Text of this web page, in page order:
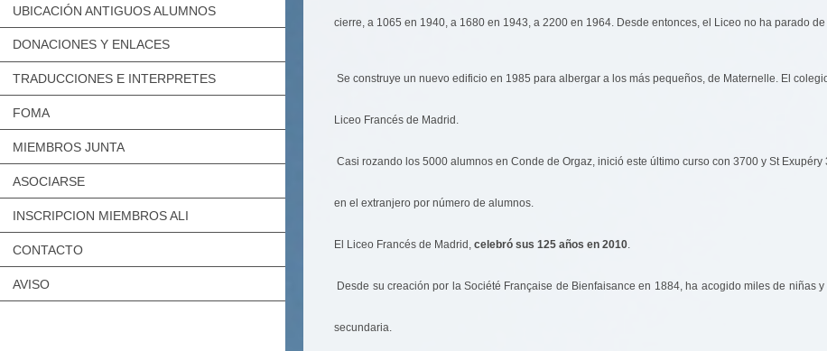
UBICACIÓN ANTIGUOS ALUMNOS
DONACIONES Y ENLACES
TRADUCCIONES E INTERPRETES
FOMA
MIEMBROS JUNTA
ASOCIARSE
INSCRIPCION MIEMBROS ALI
CONTACTO
AVISO
cierre, a 1065 en 1940, a 1680 en 1943, a 2200 en 1964. Desde entonces, el Liceo no ha parado de
Se construye un nuevo edificio en 1985 para albergar a los más pequeños, de Maternelle. El
Liceo Francés de Madrid.
Casi rozando los 5000 alumnos en Conde de Orgaz, inició este último curso con 3700 y St
en el extranjero por número de alumnos.
El Liceo Francés de Madrid, celebró sus 125 años en 2010.
Desde su creación por la Société Française de Bienfaisance en 1884, ha acogido miles de
secundaria.